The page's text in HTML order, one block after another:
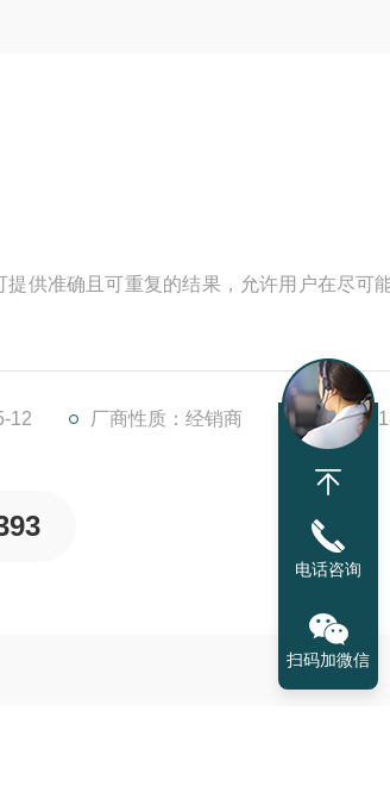
供准确且可重复的结果，允许用户在尽可
12 厂商性质：经销商 访问量：
电话咨询
扫码加微信